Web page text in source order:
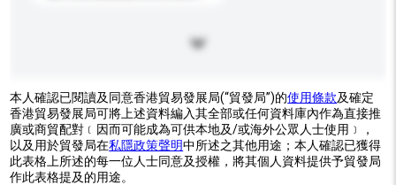
本人確認已閱讀及同意香港貿易發展局(“貿發局”)的使用條款及確定
香港貿易發展局可將上述資料編入其全部或任何資料庫內作為直接推
廣或商貿配對﹝因而可能成為可供本地及/或海外公眾人士使用﹞，
以及用於貿發局在私隱政策聲明中所述之其他用途；本人確認已獲得
此表格上所述的每一位人士同意及授權，將其個人資料提供予貿發局
作此表格提及的用途。